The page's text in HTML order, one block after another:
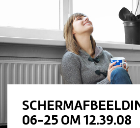
06-25 OM 12.39.08